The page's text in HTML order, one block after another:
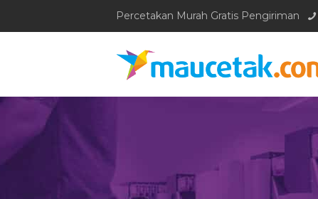
Percetakan Murah Gratis Pengiriman